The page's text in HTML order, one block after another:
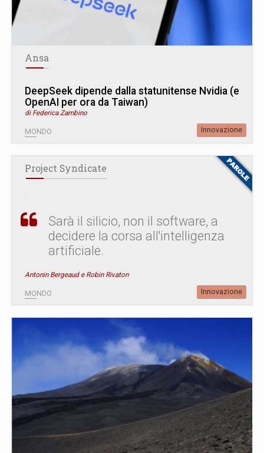
Ansa
DeepSeek dipende dalla statunitense Nvidia (e
OpenAI per ora da Taiwan)
di Federica Zambino
MONDO Innovazione
Project Syndicate
Sarà il silicio, non il software, a
decidere la corsa all'intelligenza
artificiale.
Antonin Bergeaud e Robin Rivaton
MONDO Innovazione